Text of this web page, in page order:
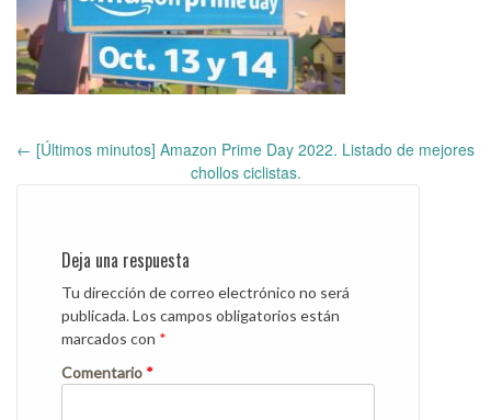
navigation
← [Últimos minutos] Amazon Prime Day 2022. Listado de mejores
chollos ciclistas.
Deja una respuesta
Tu dirección de correo electrónico no será
publicada.Los campos obligatorios están
marcados con *
Comentario *